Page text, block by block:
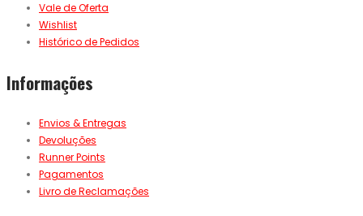
Vale de Oferta
Wishlist
Histórico de Pedidos
Informações
Envios & Entregas
Devoluções
Runner Points
Pagamentos
Livro de Reclamações